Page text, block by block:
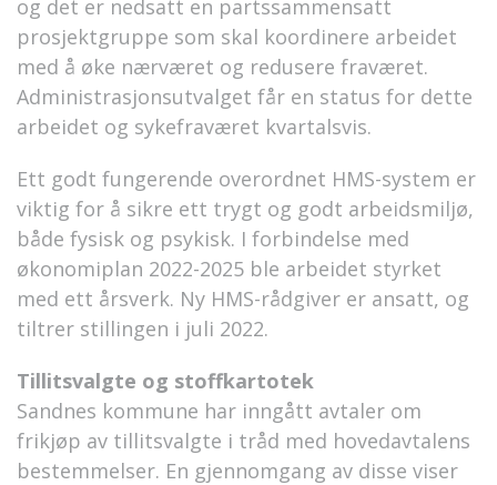
og det er nedsatt en partssammensatt
prosjektgruppe som skal koordinere arbeidet
med å øke nærværet og redusere fraværet.
Administrasjonsutvalget får en status for dette
arbeidet og sykefraværet kvartalsvis.
Ett godt fungerende overordnet HMS-system er
viktig for å sikre ett trygt og godt arbeidsmiljø,
både fysisk og psykisk. I forbindelse med
økonomiplan 2022-2025 ble arbeidet styrket
med ett årsverk. Ny HMS-rådgiver er ansatt, og
tiltrer stillingen i juli 2022.
Tillitsvalgte og stoffkartotek
Sandnes kommune har inngått avtaler om
frikjøp av tillitsvalgte i tråd med hovedavtalens
bestemmelser. En gjennomgang av disse viser